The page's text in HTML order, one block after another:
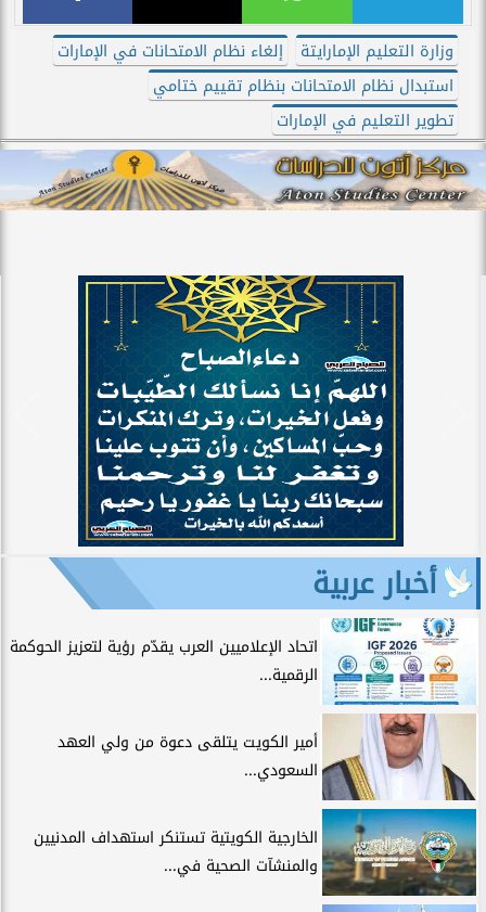
وزارة التعليم الإمارايتة
إلغاء نظام الامتحانات في الإمارات
استبدال نظام الامتحانات بنظام تقييم ختامي
تطوير التعليم في الإمارات
أخبار عربية
اتحاد الإعلاميين العرب يقدّم رؤية لتعزيز الحوكمة
الرقمية...
أمير الكويت يتلقى دعوة من ولي العهد
السعودي...
الخارجية الكويتية تستنكر استهداف المدنيين
والمنشآت الصحية في...